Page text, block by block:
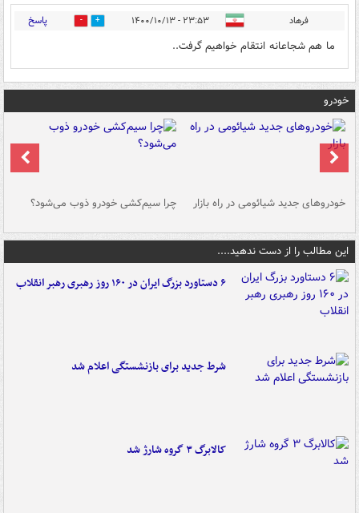
فرهاد ۲۳:۵۳ - ۱۴۰۰/۱۰/۱۳ 0 پاسخ
ما هم شجاعانه انتقام خواهیم گرفت..
خودرو
خودروهای جدید شیائومی در راه بازار چرا سیم‌کشی خودرو ذوب می‌شود؟
این مطالب را از دست ندهید....
۶ دستاورد بزرگ ایران در ۱۶۰ روز رهبری رهبر انقلاب
شرط جدید برای بازنشستگی اعلام شد
کالابرگ ۳ گروه شارژ شد